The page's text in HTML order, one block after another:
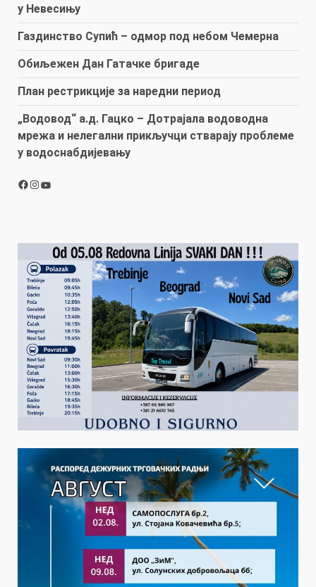
у Невесињу
Газдинство Супић – одмор под небом Чемерна
Обиљежен Дан Гатачке бригаде
План рестрикције за наредни период
„Водовод“ а.д. Гацко – Дотрајала водоводна
мрежа и нелегални прикључци стварају проблеме
у водоснабдијевању
Facebook
Instagram
YouTube